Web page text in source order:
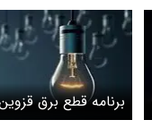
برنامه قطع برق
شنبه 3 خرداد